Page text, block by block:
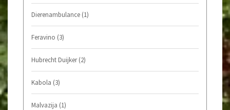
Dierenambulance (1)
Feravino (3)
Hubrecht Duijker(2)
Kabola (3)
Malvazija (1)